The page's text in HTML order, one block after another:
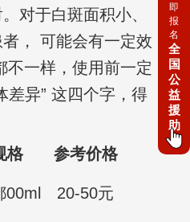
对于白斑面积小、
， 可能会有一定效
不一样，使用前一定
差异” 这四个字，得
格 参考价格
00ml 20-50元
即
报
名
全
国
公
益
援
助